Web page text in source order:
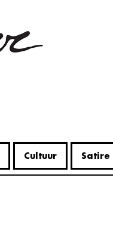
Cultuur Satire